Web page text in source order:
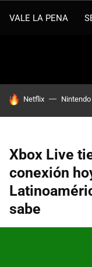
VALE LA PENA
HOY SE HABLA DE
Netflix Nintendo
Xbox Live
conexión
sabe